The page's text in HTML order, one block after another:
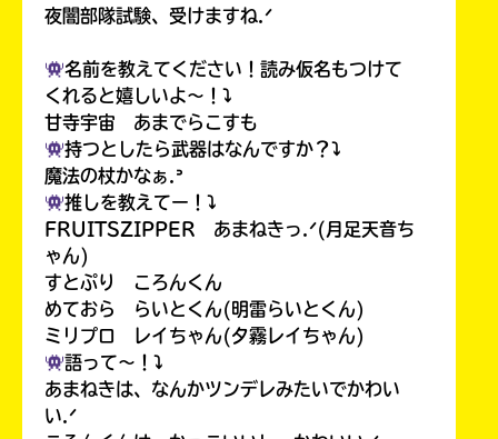
夜闇部隊試験、受けますね.ᐟ
名前を教えてください！読み仮名もつけて
くれると嬉しいよ〜！⤵︎
甘寺宇宙 あまでらこすも
持つとしたら武器はなんですか？⤵︎
魔法の杖かなぁ.ᐣ
推しを教えてー！⤵︎
FRUITSZIPPER あまねきっ.ᐟ(月足天音ち
ゃん)
すとぷり ころんくん
めておら らいとくん(明雷らいとくん)
ミリプロ レイちゃん(夕霧レイちゃん)
語って〜！⤵︎
あまねきは、なんかツンデレみたいでかわい
い.ᐟ